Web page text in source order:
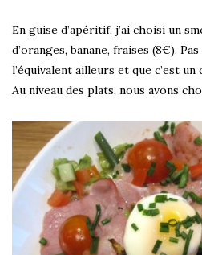
En guise d’apéritif, j’ai choisi un
d’oranges, banane, fraises (8€).
l’équivalent ailleurs et que c’est un
Au niveau des plats, nous avons